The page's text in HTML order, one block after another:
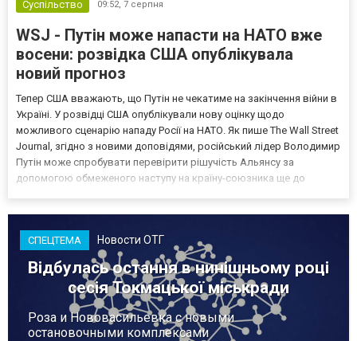
Суспільство 09:52, 7 серпня
WSJ - Путін може напасти на НАТО вже
восени: розвідка США опублікувала
новий прогноз
Тепер США вважають, що Путін не чекатиме на закінчення війни в
Україні. У розвідці США опублікували нову оцінку щодо
можливого сценарію нападу Росії на НАТО. Як пише The Wall Street
Journal, згідно з новими доповідями, російський лідер Володимир
Путін може спробувати перевірити рішучість Альянсу за
допомогою обмеженого наступу на країну-союзника ще до
СПЕЦТЕМА Новости ОТГ
Відбулась остання в нинішньому році
сесія Токмацької міськради
Роза и Нововасильевка с новыми
остановочными комплексами